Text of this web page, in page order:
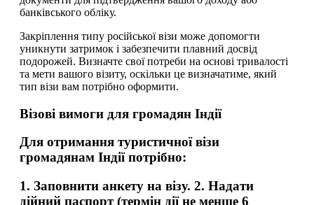
банківського обліку.
Закріплення типу російської візи може допомогти
уникнути затримок і забезпечити плавний досвід
подорожей. Визначте свої потреби на основі тривалості
та мети вашого візиту, оскільки це визначатиме, який
тип візи вам потрібно оформити.
Візові вимоги для громадян Індії
Для отримання туристичної візи
громадянам Індії потрібно:
1. Заповнити анкету на візу. 2. Надати
дійний паспорт (термін дії не менше 6